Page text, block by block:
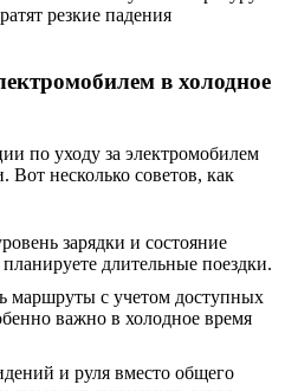
резкие падения
в холодное
по уходу за электромобилем
Вот несколько советов, как
зарядки и состояние
длительные поездки.
маршруты с учетом доступных
важно в холодное время
и руля вместо общего